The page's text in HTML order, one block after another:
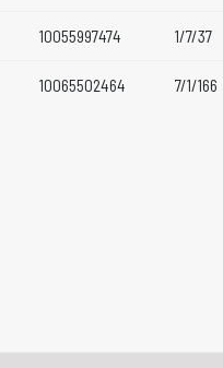
10055997474 1/7/37
10065502464 7/1/166